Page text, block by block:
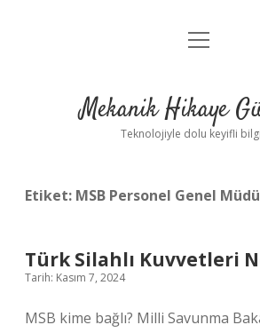
Anasayfa
Yasal Uyarı
menüyü
Mekanik Hikaye
Teknolojiyle dolu keyifli
Etiket: MSB Personel Genel
Türk Silahlı Kuvvetleri
Tarih: Kasım 7, 2024
MSB kime bağlı? Milli Savunma